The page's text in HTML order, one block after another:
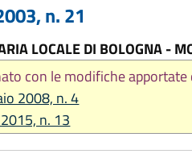
n. 21
LOCALE DI BOLOGNA -
con le modifiche apportate
2008, n. 4
n. 13